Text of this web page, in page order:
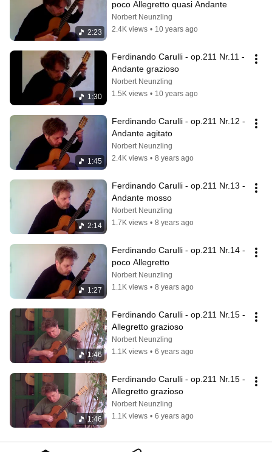
2:23
poco Allegretto quasi Andante
Norbert Neunzling
2.4K views • 10 years ago
1:30
Ferdinando Carulli - op.211 Nr.11 -
Andante grazioso
Norbert Neunzling
1.5K views • 10 years ago
1:45
Ferdinando Carulli - op.211 Nr.12 -
Andante agitato
Norbert Neunzling
2.4K views • 8 years ago
2:14
Ferdinando Carulli - op.211 Nr.13 -
Andante mosso
Norbert Neunzling
1.7K views • 8 years ago
1:27
Ferdinando Carulli - op.211 Nr.14 -
poco Allegretto
Norbert Neunzling
1.1K views • 8 years ago
1:46
Ferdinando Carulli - op.211 Nr.15 -
Allegretto grazioso
Norbert Neunzling
1.1K views • 6 years ago
1:46
Ferdinando Carulli - op.211 Nr.15 -
Allegretto grazioso
Norbert Neunzling
1.1K views • 6 years ago